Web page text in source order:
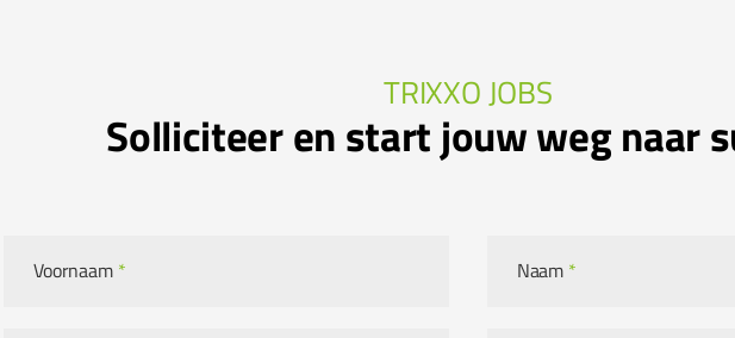
TRIXXO JOBS
Solliciteer en start jouw weg naar
Voornaam * Naam *